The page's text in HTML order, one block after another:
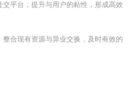
平台，提升与用户的粘性，形成高效
合现有资源与异业交换，及时有效的